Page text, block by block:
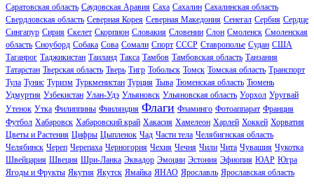
Саратовская область Саудовская Аравия Саха Сахалин Сахалинская область
Свердловская область Северная Корея Северная Македония Сенегал Сербия Сердце
Сингапур Сирия Скелет Скорпион Словакия Словении Слон Смоленск Смоленская
область Сноуборд Собака Сова Сомали Спорт СССР Ставрополье Судан США
Таганрог Таджикистан Таиланд Такса Тамбов Тамбовская область Танзания
Татарстан Тверская область Тверь Тигр Тобольск Томск Томская область Транспорт
Тула Тунис Туризм Туркменистан Турция Тыва Тюменская область Тюмень
Удмуртия Узбекистан Улан-Удэ Ульяновск Ульяновская область Уорхол Уругвай
Утенок Утка Филиппины Финляндия Флаги Фламинго Фотоаппарат Франция
Футбол Хабаровск Хабаровский край Хакасия Хамелеон Харлей Хоккей Хорватия
Цветы и Растения Цифры Цыпленок Чад Части тела Челябигнская область
Челябинск Череп Черепаха Черногория Чехия Чечня Чили Чита Чувашия Чукотка
Швейцария Швеция Шри-Ланка Эквадор Эмоции Эстония Эфиопия ЮАР Югра
Ягоды и Фрукты Якутия Якутск Ямайка ЯНАО Ярославль Ярославская область